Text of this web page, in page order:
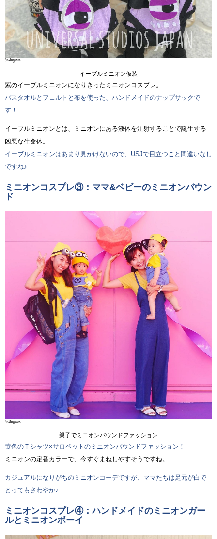
イーブルミニオン仮装
紫のイーブルミニオンになりきったミニオンコスプレ。
バスタオルとフェルトと布を使った、ハンドメイドのナップサックで
す！
イーブルミニオンとは、ミニオンにある液体を注射することで誕生する
凶悪な生命体。
イーブルミニオンはあまり見かけないので、USJで目立つこと間違いなし
ですね♪
ミニオンコスプレ③：ママ&ベビーのミニオンバウン
ド
親子でミニオンバウンドファッション
黄色のＴシャツ×サロペットのミニオンバウンドファッション！
ミニオンの定番カラーで、今すぐまねしやすそうですね。
カジュアルになりがちのミニオンコーデですが、ママたちは足元が白で
とってもさわやか♪
ミニオンコスプレ④：ハンドメイドのミニオンガー
ルとミニオンボーイ